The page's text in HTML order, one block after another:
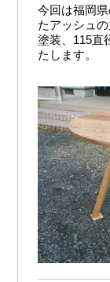
今回は福岡
たアッシュ
塗装、115直
たします。